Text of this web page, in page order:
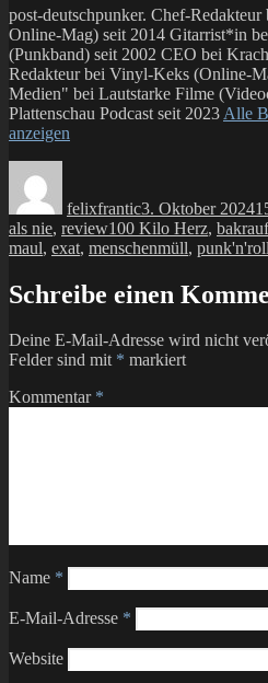
post-deutschpunker. Chef-
Online-Mag) seit 2014 Gitarrist*in
(Punkband) seit 2002 CEO bei
Redakteur bei Vinyl-Keks (Online-
Medien" bei Lautstarke Filme
Plattenschau Podcast seit 2023 Alle
anzeigen
felixfrantic3. Oktober 2024
als nie, reviewSchlagwörter
100 Kilo Herz,
maul, exat, menschenmüll, punk'n'roll
Schreibe einen
Deine E-Mail-Adresse wird nicht
Felder sind mit * markiert
Kommentar *
Name *
E-Mail-Adresse *
Website